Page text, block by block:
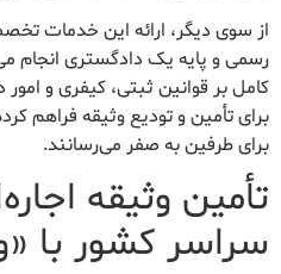
از سوی دیگر، ارائه این خدمات
رسمی و پایه یک دادگستری انجام
کامل بر قوانین ثبتی، کیفری و
برای تأمین و تودیع وثیقه فراهم
برای طرفین به صفر می‌رسانند.
تأمین وثیقه
سراسر کشور با